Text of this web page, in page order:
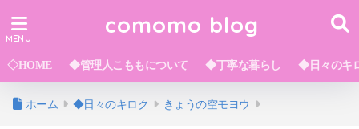
comomo blog
◇HOME ◆管理人こももについて ◆丁寧な暮らし ◆日々のキ
ホーム ◆日々のキロク きょうの空モヨウ